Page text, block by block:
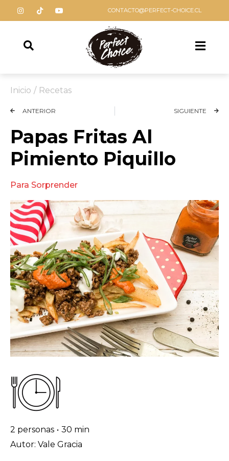
CONTACTO@PERFECT-CHOICE.CL
Inicio / Recetas
ANTERIOR SIGUIENTE
Papas Fritas Al
Pimiento Piquillo
Para Sorprender
2 personas • 30 min
Autor: Vale Gracia